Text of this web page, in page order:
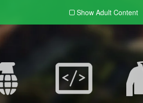
Show Adult Content